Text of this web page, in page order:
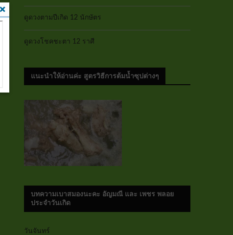
ดูดวงตามปีเกิด 12 นักษัตร
ดูดวงโชคชะตา 12 ราศี
แนะนำให้อ่านค่ะ สูตรวิธีการต้มน้ำซุปต่างๆ
บทความเบาสมองนะคะ อัญมณี และ เพชร พลอย
ประจำวันเกิด
วันจันทร์